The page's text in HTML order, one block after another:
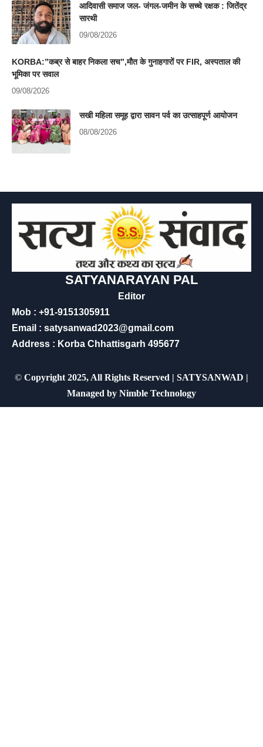
आदिवासी समाज जल- जंगल-जमीन के सच्चे रक्षक : जितेंद्र
सारथी
09/08/2026
KORBA:”कब्र से बाहर निकला सच”,मौत के गुनाहगारों पर FIR, अस्पताल की
भूमिका पर सवाल
09/08/2026
सखी महिला समूह द्वारा सावन पर्व का उत्साहपूर्ण आयोजन
08/08/2026
SATYANARAYAN PAL
Editor
Mob : +91-9151305911
Email : satysanwad2023@gmail.com
Address : Korba Chhattisgarh 495677
© Copyright 2025, All Rights Reserved | SATYSANWAD |
Managed by Nimble Technology